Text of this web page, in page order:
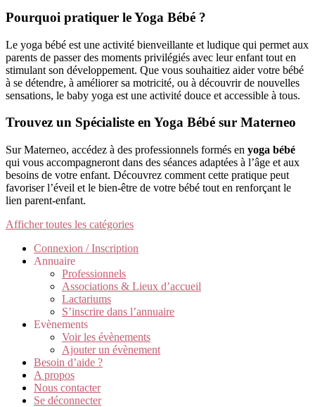
Pourquoi pratiquer le Yoga Bébé ?
Le yoga bébé est une activité bienveillante et ludique qui permet aux
parents de passer des moments privilégiés avec leur enfant tout en
stimulant son développement. Que vous souhaitiez aider votre bébé
à se détendre, à améliorer sa motricité, ou à découvrir de nouvelles
sensations, le baby yoga est une activité douce et accessible à tous.
Trouvez un Spécialiste en Yoga Bébé sur Materneo
Sur Materneo, accédez à des professionnels formés en yoga bébé
qui vous accompagneront dans des séances adaptées à l’âge et aux
besoins de votre enfant. Découvrez comment cette pratique peut
favoriser l’éveil et le bien-être de votre bébé tout en renforçant le
lien parent-enfant.
Afficher toutes les catégories
Connexion / Inscription
Annuaire
Professionnels
Associations & Lieux d’accueil
Lactariums
S’inscrire dans l’annuaire
Evènements
Voir les évènements
Ajouter un évènement
Besoin d’aide ?
A propos
Nous contacter
Se déconnecter